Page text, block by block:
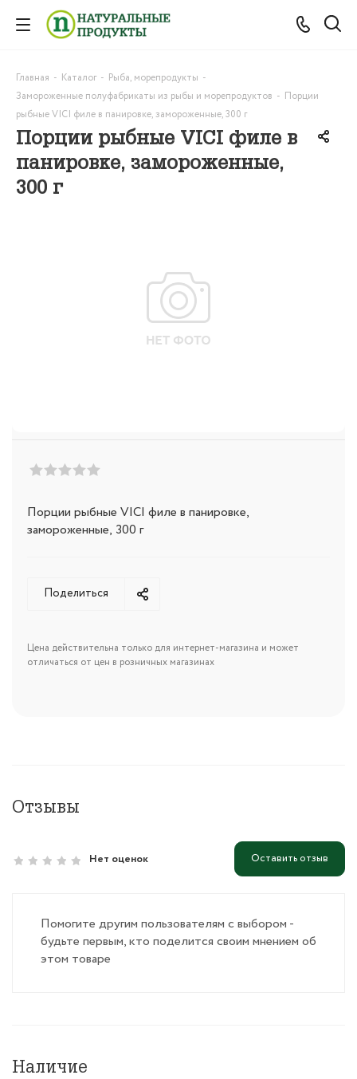
Порции рыбные VICI филе в
панировке, замороженные,
300 г
Главная - Каталог - Рыба, морепродукты -
Замороженные полуфабрикаты из рыбы и морепродуктов - Порции
рыбные VICI филе в панировке, замороженные, 300 г
Порции рыбные VICI филе в панировке,
замороженные, 300 г
Поделиться
Цена действительна только для интернет-магазина и может
отличаться от цен в розничных магазинах
Отзывы
Нет оценок Оставить отзыв
Помогите другим пользователям с выбором -
будьте первым, кто поделится своим мнением об
этом товаре
Наличие